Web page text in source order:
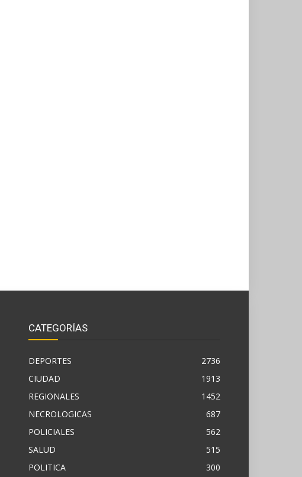
CATEGORÍAS
DEPORTES
2736
CIUDAD
1913
REGIONALES
1452
NECROLOGICAS
687
POLICIALES
562
SALUD
515
POLITICA
300